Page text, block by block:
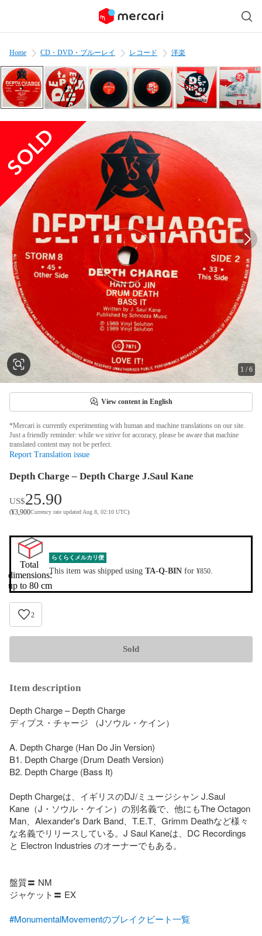
Home CD・DVD・ブルーレイ レコード 洋楽
1 /6
View content in English
*Mercari is currently experimenting with human and machine translations on our site.
Just a friendly reminder: while we strive for accuracy, please be aware that machine
translated content may not be perfect.
Report Translation issue
Depth Charge – Depth Charge J.Saul Kane
US$25.90
(¥3,900Currency rate updated Aug 8, 02:10 UTC)
Total
dimensions:
up to 80 cm
らくらくメルカリ便
This item was shipped using TA-Q-BIN for ¥850.
2
Sold
Item description
Depth Charge – Depth Charge
ディプス・チャージ （Jソウル・ケイン）
A. Depth Charge (Han Do Jin Version)
B1. Depth Charge (Drum Death Version)
B2. Depth Charge (Bass It)
Depth Chargeは、イギリスのDJ/ミュージシャン J.Saul
Kane（J・ソウル・ケイン）の別名義で、他にもThe Octagon
Man、Alexander's Dark Ba​​nd、T.E.T、Grimm Deathなど様々
な名義でリリースしている。J Saul Kaneは、DC Recordings
と Electron Industries のオーナーでもある。
盤質〓 NM
ジャケット〓 EX
#MonumentalMovementのブレイクビート一覧